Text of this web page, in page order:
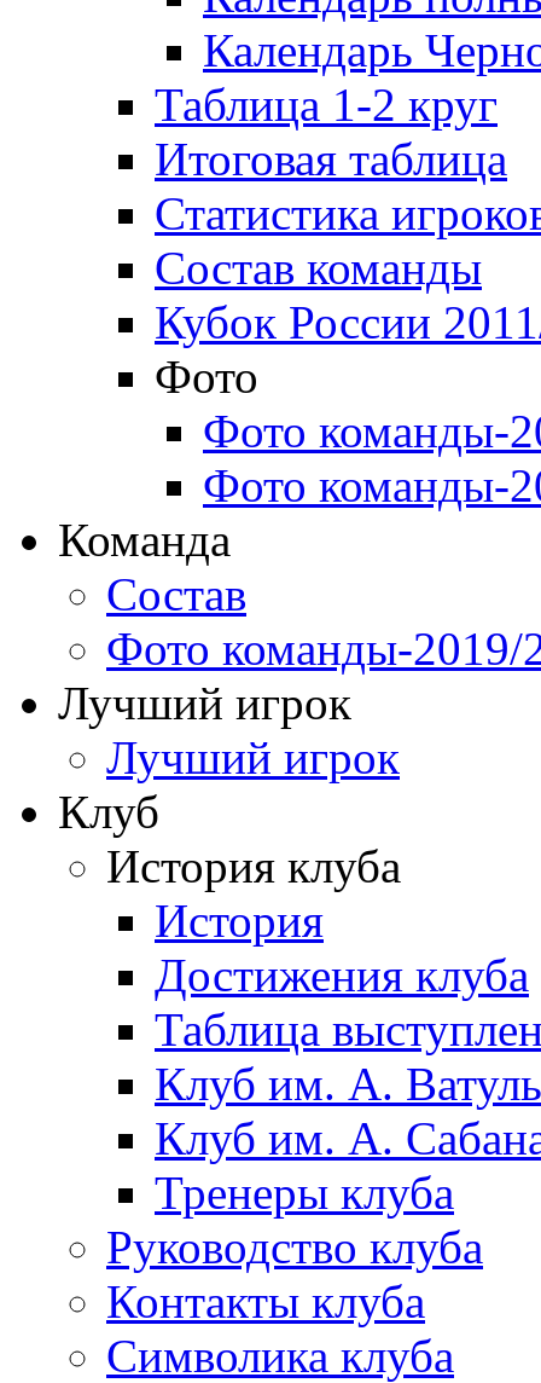
Календарь
Таблица 1-2 круг
Итоговая таблица
Статистика
Состав команды
Кубок России
Фото
Фото команды-
Фото команды-
Команда
Состав
Фото команды-2019/
Лучший игрок
Лучший игрок
Клуб
История клуба
История
Достижения клуба
Таблица
Клуб им. А.
Клуб им. А.
Тренеры клуба
Руководство клуба
Контакты клуба
Символика клуба